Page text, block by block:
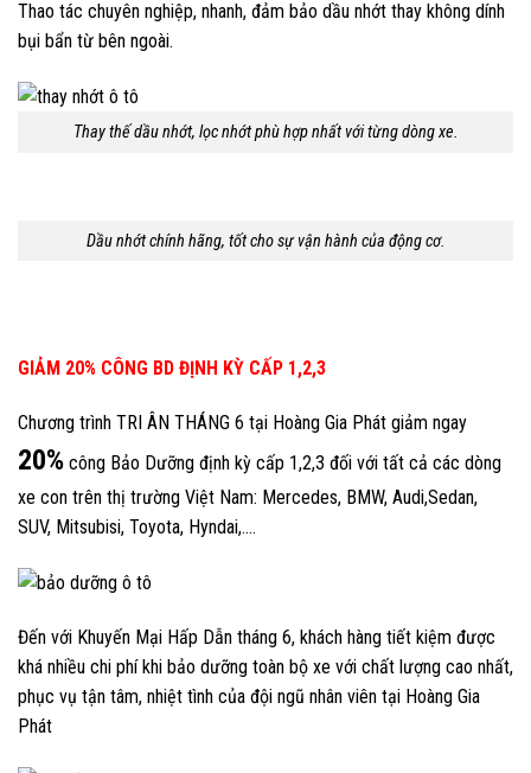
Thao tác chuyên nghiệp, nhanh, đảm bảo dầu nhớt thay không dính
bụi bẩn từ bên ngoài.
Thay thế dầu nhớt, lọc nhớt phù hợp nhất với từng dòng xe.
Dầu nhớt chính hãng, tốt cho sự vận hành của động cơ.
GIẢM 20% CÔNG BD ĐỊNH KỲ CẤP 1,2,3
Chương trình TRI ÂN THÁNG 6 tại Hoàng Gia Phát giảm ngay
20% công Bảo Dưỡng định kỳ cấp 1,2,3 đối với tất cả các dòng
xe con trên thị trường Việt Nam: Mercedes, BMW, Audi,Sedan,
SUV, Mitsubisi, Toyota, Hyndai,….
Đến với Khuyến Mại Hấp Dẫn tháng 6, khách hàng tiết kiệm được
khá nhiều chi phí khi bảo dưỡng toàn bộ xe với chất lượng cao nhất,
phục vụ tận tâm, nhiệt tình của đội ngũ nhân viên tại Hoàng Gia
Phát